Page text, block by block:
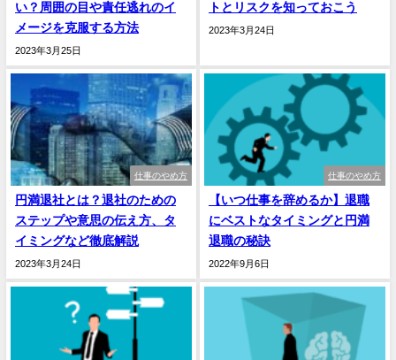
い？周囲の目や責任逃れのイ
メージを克服する方法
2023年3月25日
トとリスクを知っておこう
2023年3月24日
仕事のやめ方
円満退社とは？退社のための
ステップや意思の伝え方、タ
イミングなど徹底解説
2023年3月24日
仕事のやめ方
【いつ仕事を辞めるか】退職
にベストなタイミングと円満
退職の秘訣
2022年9月6日